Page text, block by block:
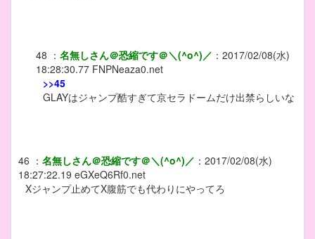
48 ： 名無しさん＠恐縮です＠＼(^o^)／ ： 2017/02/08(水)
18:28:30.77 FNPNeaza0.net
>>45
GLAYはジャンプ酷すぎて京セラドームだけ出禁らしいな
46 ： 名無しさん＠恐縮です＠＼(^o^)／ ： 2017/02/08(水)
18:27:22.19 eGXeQ6Rf0.net
Xジャンプ止めてX腹筋でも代わりにやってろ